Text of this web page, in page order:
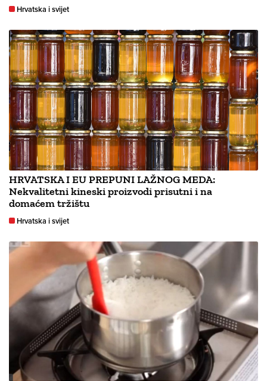
Hrvatska i svijet
HRVATSKA I EU PREPUNI LAŽNOG MEDA:
Nekvalitetni kineski proizvodi prisutni i na
domaćem tržištu
Hrvatska i svijet